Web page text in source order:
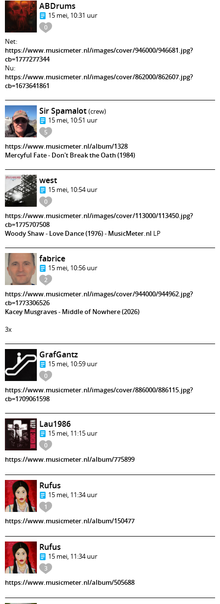
0
ABDrums
15 mei, 10:31 uur
Net:
https://www.musicmeter.nl/images/cover/946000/946681.jpg?
cb=1777277344
Nu:
https://www.musicmeter.nl/images/cover/862000/862607.jpg?
cb=1673641861
5
Sir Spamalot (crew)
15 mei, 10:51 uur
https://www.musicmeter.nl/album/1328
Mercyful Fate - Don't Break the Oath (1984)
0
west
15 mei, 10:54 uur
https://www.musicmeter.nl/images/cover/113000/113450.jpg?
cb=1775707508
Woody Shaw - Love Dance (1976) - MusicMeter.nl LP
2
fabrice
15 mei, 10:56 uur
https://www.musicmeter.nl/images/cover/944000/944962.jpg?
cb=1773306526
Kacey Musgraves - Middle of Nowhere (2026)
3x
0
GrafGantz
15 mei, 10:59 uur
https://www.musicmeter.nl/images/cover/886000/886115.jpg?
cb=1709061598
0
Lau1986
15 mei, 11:15 uur
https://www.musicmeter.nl/album/775899
1
Rufus
15 mei, 11:34 uur
https://www.musicmeter.nl/album/150477
3
Rufus
15 mei, 11:34 uur
https://www.musicmeter.nl/album/505688